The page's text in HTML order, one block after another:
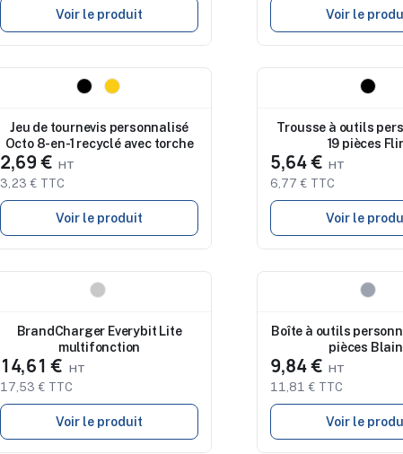
Voir le produit Voir le
Jeu de tournevis personnalisé
Octo 8-en-1 recyclé avec torche
2,69 €
3,23 € TTC
Voir le produit
Trousse à outils
19 pièces
5,64 €
6,77 € TTC
Voir le
BrandCharger Everybit Lite
multifonction
14,61 €
17,53 € TTC
Voir le produit
Boîte à outils
pièces
9,84 €
11,81 € TTC
Voir le